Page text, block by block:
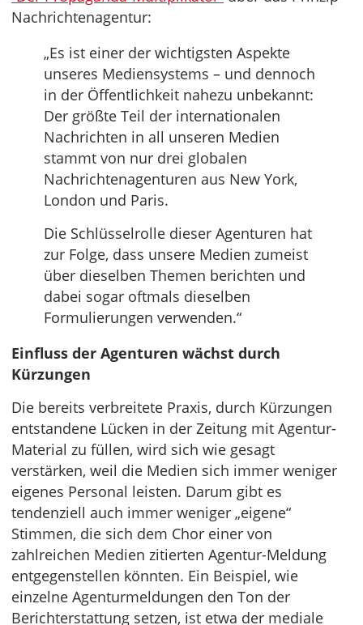
Nachrichtenagentur:
„Es ist einer der wichtigsten Aspekte
unseres Mediensystems – und dennoch
in der Öffentlichkeit nahezu unbekannt:
Der größte Teil der internationalen
Nachrichten in all unseren Medien
stammt von nur drei globalen
Nachrichtenagenturen aus New York,
London und Paris.
Die Schlüsselrolle dieser Agenturen hat
zur Folge, dass unsere Medien zumeist
über dieselben Themen berichten und
dabei sogar oftmals dieselben
Formulierungen verwenden.“
Einfluss der Agenturen wächst durch
Kürzungen
Die bereits verbreitete Praxis, durch Kürzungen
entstandene Lücken in der Zeitung mit Agentur-
Material zu füllen, wird sich wie gesagt
verstärken, weil die Medien sich immer weniger
eigenes Personal leisten. Darum gibt es
tendenziell auch immer weniger „eigene“
Stimmen, die sich dem Chor einer von
zahlreichen Medien zitierten Agentur-Meldung
entgegenstellen könnten. Ein Beispiel, wie
einzelne Agenturmeldungen den Ton der
Berichterstattung setzen, ist etwa der mediale